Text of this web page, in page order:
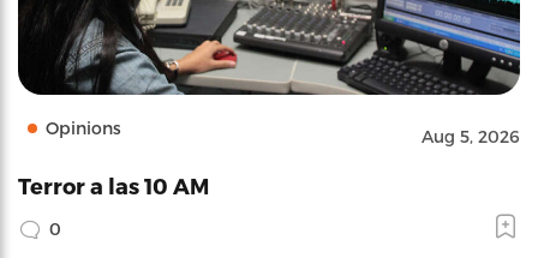
Opinions Aug 5, 2026
Terror a las 10 AM
0